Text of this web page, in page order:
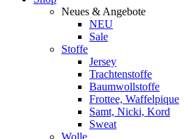
Neues & Angebote
NEU
Sale
Stoffe
Jersey
Trachtenstoffe
Baumwollstoffe
Frottee, Waffelpique
Samt, Nicki, Kord
Sweat
Wolle